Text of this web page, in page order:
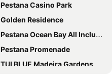
Pestana Casino Park
Golden Residence
Pestana Ocean Bay All Inclusive
Pestana Promenade
TUI BLUE Madeira Gardens